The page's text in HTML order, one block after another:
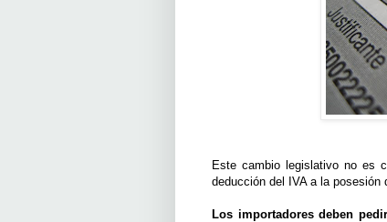
Este cambio legislativo no es
deducción del IVA a la posesión
Los importadores deben